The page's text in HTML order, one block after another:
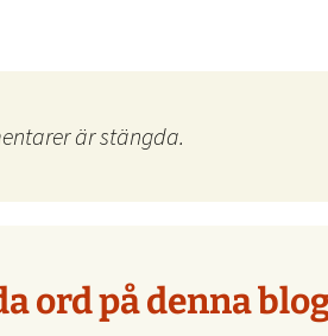
är stängda.
ord på denna